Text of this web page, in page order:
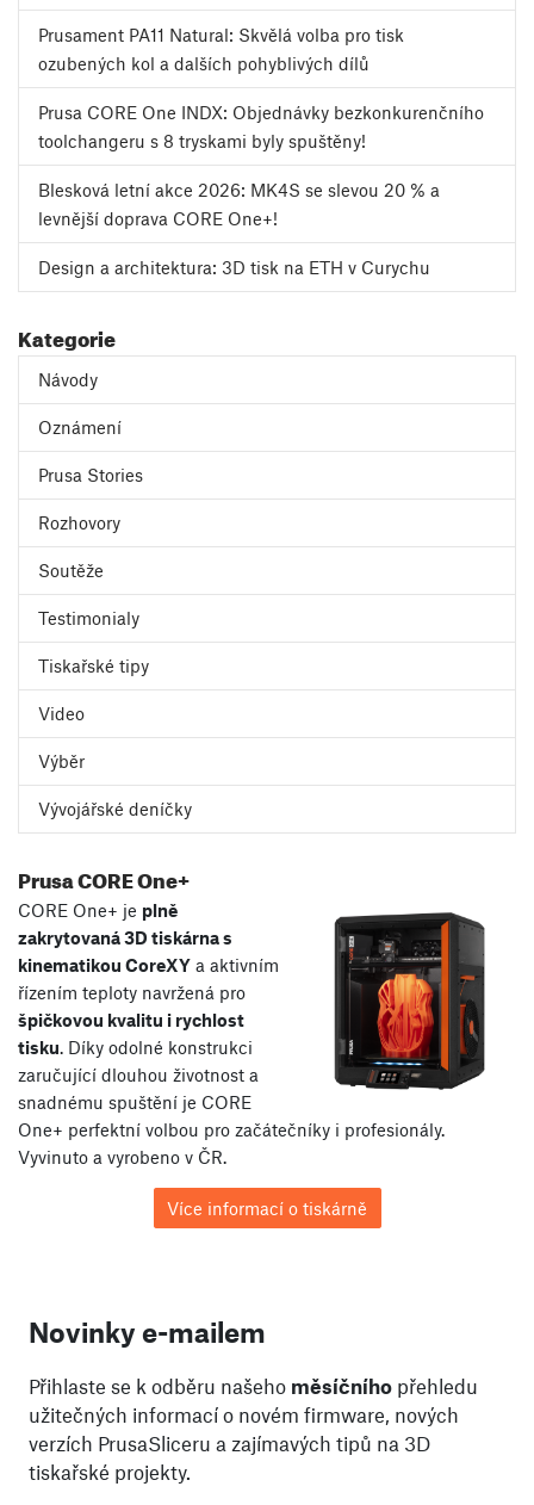
Prusament PA11 Natural: Skvělá volba pro tisk
ozubených kol a dalších pohyblivých dílů
Prusa CORE One INDX: Objednávky bezkonkurenčního
toolchangeru s 8 tryskami byly spuštěny!
Blesková letní akce 2026: MK4S se slevou 20 % a
levnější doprava CORE One+!
Design a architektura: 3D tisk na ETH v Curychu
Kategorie
Návody
Oznámení
Prusa Stories
Rozhovory
Soutěže
Testimonialy
Tiskařské tipy
Video
Výběr
Vývojářské deníčky
Prusa CORE One+
CORE One+ je plně
zakrytovaná 3D tiskárna s
kinematikou CoreXY a aktivním
řízením teploty navržená pro
špičkovou kvalitu i rychlost
tisku. Díky odolné konstrukci
zaručující dlouhou životnost a
snadnému spuštění je CORE
One+ perfektní volbou pro začátečníky i profesionály.
Vyvinuto a vyrobeno v ČR.
Více informací o tiskárně
Novinky e-mailem
Přihlaste se k odběru našeho měsíčního přehledu
užitečných informací o novém firmware, nových
verzích PrusaSliceru a zajímavých tipů na 3D
tiskařské projekty.